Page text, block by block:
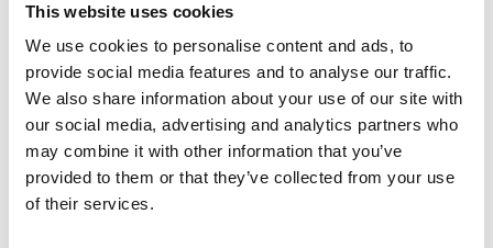
This website uses cookies
We use cookies to personalise content and ads, to
provide social media features and to analyse our traffic.
We also share information about your use of our site with
our social media, advertising and analytics partners who
may combine it with other information that you’ve
provided to them or that they’ve collected from your use
of their services.
Opbevaring; cryobokse,
cardboardbokse og racks
Celledyrkning